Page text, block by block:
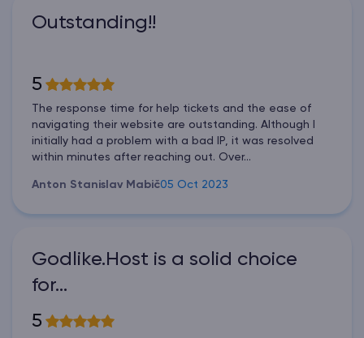
Outstanding!!
5
The response time for help tickets and the ease of
navigating their website are outstanding. Although I
initially had a problem with a bad IP, it was resolved
within minutes after reaching out. Over...
Anton Stanislav Mabič05 Oct 2023
Godlike.Host is a solid choice
for…
5